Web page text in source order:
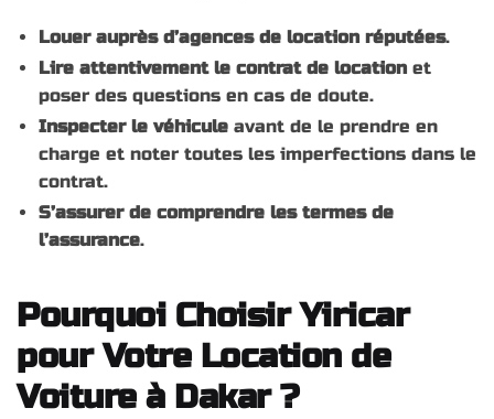
Louer auprès d’agences de location réputées.
Lire attentivement le contrat de location et
poser des questions en cas de doute.
Inspecter le véhicule avant de le prendre en
charge et noter toutes les imperfections dans le
contrat.
S’assurer de comprendre les termes de
l’assurance.
Pourquoi Choisir Yiricar
pour Votre Location de
Voiture à Dakar ?